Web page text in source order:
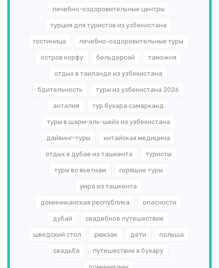
лечебно-оздоровительные центры
турция для туристов из узбекистана
гостиница лечебно-оздоровительные туры
остров корфу бельдерсай таможня
отдых в таиланде из узбекистана
бдительность туры из узбекистана 2026
анталия тур бухара самарканд
туры в шарм-эль-шейх из узбекистана
дайвинг-туры китайская медицина
отдых в дубае из ташкента туристы
туры во вьетнам горящие туры
умра из ташкента
доминиканская республика опасности
дубай свадебное путешествие
шведский стол рюкзак дети польша
свадьба путешествие в бухару